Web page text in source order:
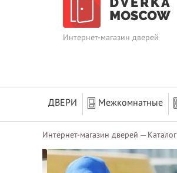
Интернет-магазин дверей
ДВЕРИ Межкомнатные
Интернет-магазин дверей Каталог